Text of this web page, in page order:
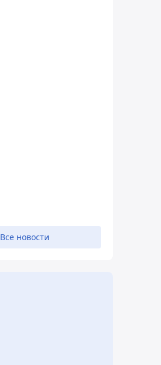
Все новости